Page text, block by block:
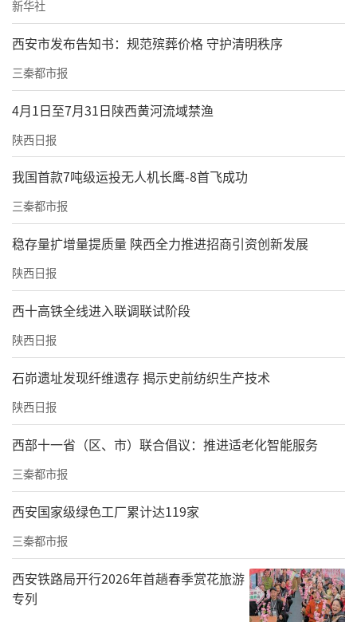
新华社
西安市发布告知书：规范殡葬价格 守护清明秩序
三秦都市报
4月1日至7月31日陕西黄河流域禁渔
陕西日报
我国首款7吨级运投无人机长鹰-8首飞成功
三秦都市报
稳存量扩增量提质量 陕西全力推进招商引资创新发展
陕西日报
西十高铁全线进入联调联试阶段
陕西日报
石峁遗址发现纤维遗存 揭示史前纺织生产技术
陕西日报
西部十一省（区、市）联合倡议：推进适老化智能服务
三秦都市报
西安国家级绿色工厂累计达119家
三秦都市报
西安铁路局开行2026年首趟春季赏花旅游
专列